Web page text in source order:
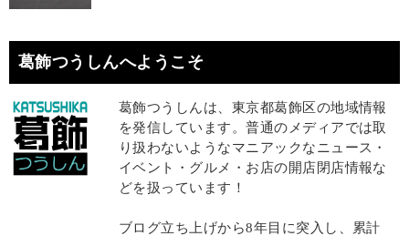
葛飾つうしんへようこそ
葛飾つうしんは、東京都葛飾区の地域情報
を発信しています。普通のメディアでは取
り扱わないようなマニアックなニュース・
イベント・グルメ・お店の開店閉店情報な
どを扱っています！
ブログ立ち上げから8年目に突入し、累計